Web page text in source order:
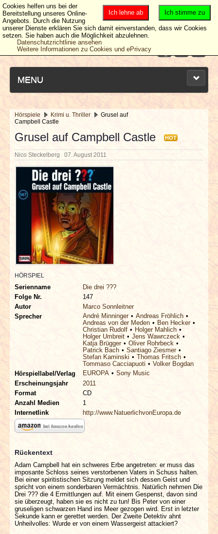
MENU
NEUESTE ARTIKEL
NEWS & DATES
BERICHTE
VERLOSUNGEN
INTERVIEWS
SPECIALS
REDAKTION
LINKS
Hörspiele Krimi u. Thriller
Grusel auf
Campbell Castle
Grusel auf Campbell Castle HOT
Nico Steckelberg 07. August 2011
HÖRSPIEL
Serienname
Die drei ???
Folge Nr.
147
Autor
Marco Sonnleitner
Sprecher
André Minninger
Andreas Fröhlich
Andreas von der Meden
Ben Hecker
Christian Rudolf
Holger Mahlich
Holger Umbreit
Jens Wawrczeck
Katja Brügger
Oliver Rohrbeck
Patrick Bach
Santiago Ziesmer
Stefan Kaminski
Thomas Fritsch
Tommaso Cacciapuoti
Volker Bogdan
Hörspiellabel/Verlag
EUROPA
Sony Music
Erscheinungsjahr
2011
Format
CD
Anzahl Medien
1
Internetlink
http://www.NatuerlichvonEuropa.de
Rückentext
Adam Campbell hat ein schweres Erbe angetreten: er muss das
imposante Schloss seines verstorbenen Vaters in Schuss halten.
Bei einer spiritistischen Sitzung meldet sich dessen Geist und
spricht von einem sonderbaren Vermächtnis. Natürlich nehmen Die
Drei ??? die 4 Ermittlungen auf. Mit einem Gespenst, davon sind
sie überzeugt, haben sie es nicht zu tun! Bis Peter von einer
gruseligen schwarzen Hand ins Meer gezogen wird. Erst in letzter
Sekunde kann er gerettet werden. Der Zweite Detektiv ahnt
Unheilvolles: Wurde er von einem Wassergeist attackiert?
Ich stimme zu
Ich lehne ab
Cookies helfen uns bei der
Bereitstellung unseres Online-
Angebots. Durch die Nutzung
unserer Dienste erklären Sie sich damit einverstanden, dass wir Cookies
setzen. Sie haben auch die Möglichkeit abzulehnen.
Datenschutzrichtlinie ansehen
Weitere Informationen zu Cookies und ePrivacy